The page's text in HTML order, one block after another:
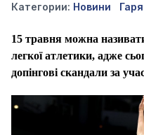
Категории: Новини
15 травня можна
легкої атлетики, адже
допінгові скандали за